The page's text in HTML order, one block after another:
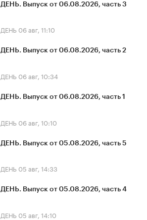
ДЕНЬ. Выпуск от 06.08.2026, часть 3
ДЕНЬ 06 авг, 11:10
ДЕНЬ. Выпуск от 06.08.2026, часть 2
ДЕНЬ 06 авг, 10:34
ДЕНЬ. Выпуск от 06.08.2026, часть 1
ДЕНЬ 06 авг, 10:10
ДЕНЬ. Выпуск от 05.08.2026, часть 5
ДЕНЬ 05 авг, 14:33
ДЕНЬ. Выпуск от 05.08.2026, часть 4
ДЕНЬ 05 авг, 14:10